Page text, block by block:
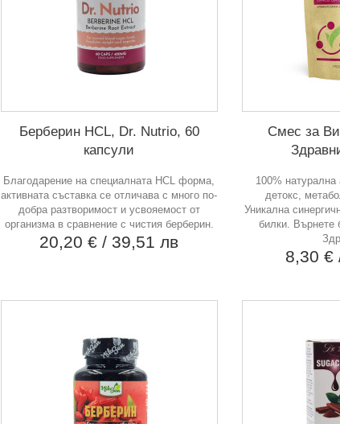
Берберин HCL, Dr. Nutrio, 60
капсули
Благодарение на специалната HCL форма,
активната съставка се отличава с много по-
добра разтворимост и усвояемост от
организма в сравнение с чистия берберин.
20,20 €/ 39,51 лв
Смес за
100%
детокс,
Уникална
билки. Върнете
8,30 €